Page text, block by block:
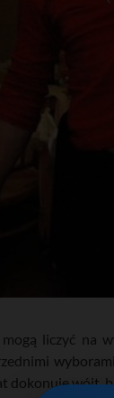
liczyć na
dokonuje wójt,